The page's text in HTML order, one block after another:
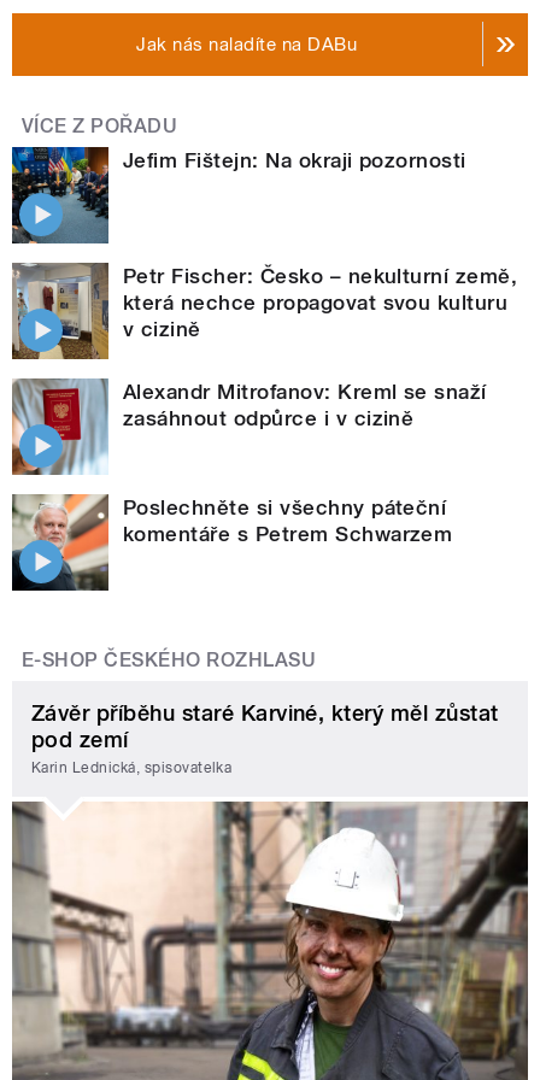
Jak nás naladíte na DABu
VÍCE Z POŘADU
Jefim Fištejn: Na okraji pozornosti
Petr Fischer: Česko – nekulturní země,
která nechce propagovat svou kulturu
v cizině
Alexandr Mitrofanov: Kreml se snaží
zasáhnout odpůrce i v cizině
Poslechněte si všechny páteční
komentáře s Petrem Schwarzem
E-SHOP ČESKÉHO ROZHLASU
Závěr příběhu staré Karviné, který měl zůstat
pod zemí
Karin Lednická, spisovatelka